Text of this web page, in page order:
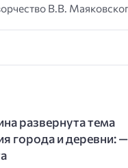
В.В.
развернута тема
города и деревни: —